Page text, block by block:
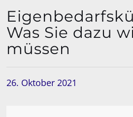
Was Sie dazu
müssen
26. Oktober 2021